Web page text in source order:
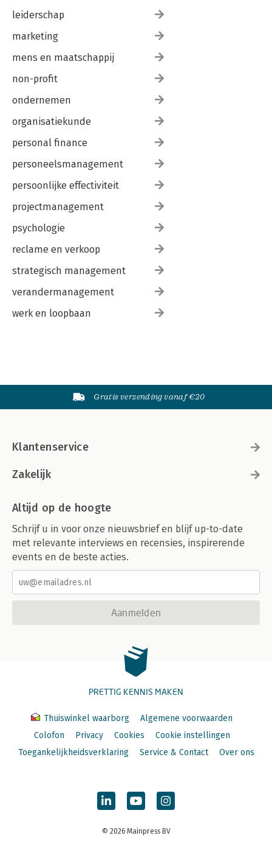
leiderschap
marketing
mens en maatschappij
non-profit
ondernemen
organisatiekunde
personal finance
personeelsmanagement
persoonlijke effectiviteit
projectmanagement
psychologie
reclame en verkoop
strategisch management
verandermanagement
werk en loopbaan
Gratis verzending vanaf €20
Klantenservice
Zakelijk
Altijd op de hoogte
Schrijf u in voor onze nieuwsbrief en blijf up-to-date
met relevante interviews en recensies, inspirerende
events en de beste acties.
Aanmelden
PRETTIG KENNIS MAKEN
Thuiswinkel waarborg
Algemene voorwaarden
Colofon
Privacy Cookies
Cookie instellingen
Toegankelijkheidsverklaring
Service & Contact Over ons
© 2026 Mainpress BV